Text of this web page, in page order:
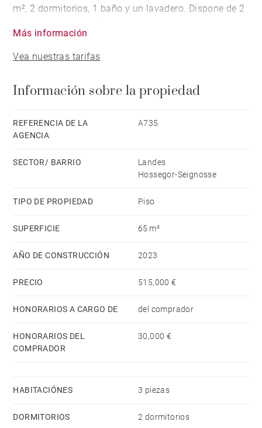
m², 2 dormitorios, 1 baño y un lavadero. Dispone de 2
Más información
Vea nuestras tarifas
Información sobre la propiedad
REFERENCIA DE LA
AGENCIA
A735
SECTOR/ BARRIO
Landes
Hossegor-Seignosse
TIPO DE PROPIEDAD Piso
SUPERFICIE 65 m²
AÑO DE CONSTRUCCIÓN 2023
PRECIO 515,000 €
HONORARIOS A CARGO DE del comprador
HONORARIOS DEL
COMPRADOR
30,000 €
HABITACIÓNES 3 piezas
DORMITORIOS 2 dormitorios